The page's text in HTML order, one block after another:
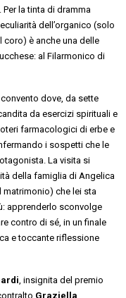
la tinta di dramma
dell’organico (solo
è anche una delle
al Filarmonico di
dove, da sette
da esercizi spirituali e
farmacologici di erbe e
i sospetti che le
La visita si
della famiglia di Angelica
che lei sta
apprenderlo sconvolge
contro di sé, in un finale
e toccante riflessione
, insignita del premio
Graziella